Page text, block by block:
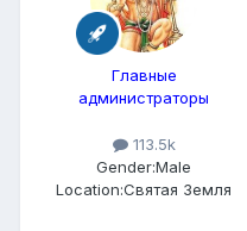
Главные
администраторы
113.5k
Gender:Male
Location:Святая Земля